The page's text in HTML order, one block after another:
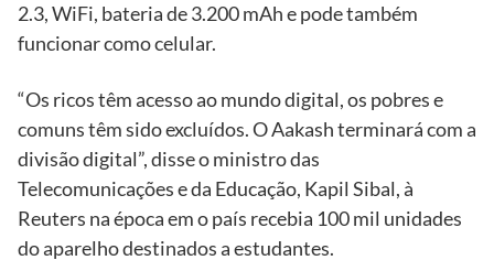
2.3, WiFi, bateria de 3.200 mAh e pode também
funcionar como celular.
“Os ricos têm acesso ao mundo digital, os pobres e
comuns têm sido excluídos. O Aakash terminará com a
divisão digital”, disse o ministro das
Telecomunicações e da Educação, Kapil Sibal, à
Reuters na época em o país recebia 100 mil unidades
do aparelho destinados a estudantes.